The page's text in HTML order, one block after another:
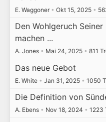
E. Waggoner • Okt 15, 2025 •
Den Wohlgeruch
machen ...
A. Jones • Mai 24, 2025 • 811
Das neue Gebot
E. White • Jan 31, 2025 • 1050
Die Definition von
A. Ebens • Nov 18, 2024 • 1223